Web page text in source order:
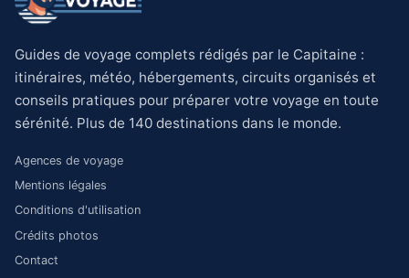
Guides de voyage complets rédigés par le Capitaine :
itinéraires, météo, hébergements, circuits organisés et
conseils pratiques pour préparer votre voyage en toute
sérénité. Plus de 140 destinations dans le monde.
Agences de voyage
Mentions légales
Conditions d'utilisation
Crédits photos
Contact